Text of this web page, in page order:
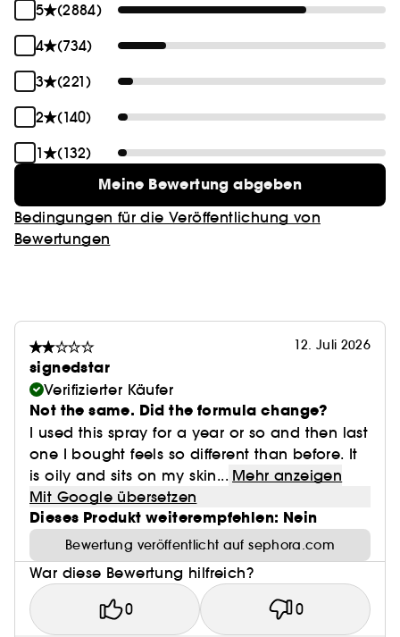
5
(2884)
4
(734)
3
(221)
2
(140)
1
(132)
Meine Bewertung abgeben
Bedingungen für die Veröffentlichung von
Bewertungen
12. Juli 2026
signedstar
Verifizierter Käufer
Not the same. Did the formula change?
I used this spray for a year or so and then last
one I bought feels so different than before. It
is oily and sits on my skin... Mehr anzeigen
Mit Google übersetzen
Dieses Produkt weiterempfehlen: Nein
Bewertung veröffentlicht auf sephora.com
War diese Bewertung hilfreich?
0 0